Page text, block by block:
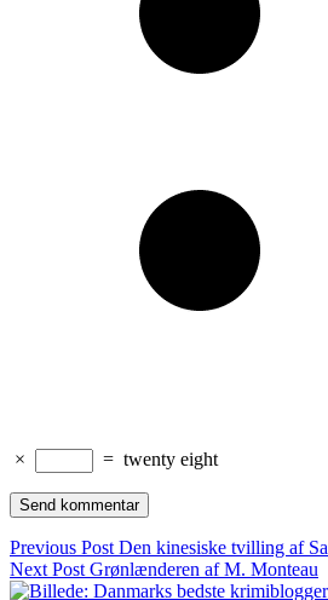
× = twenty eight
Indlægsnavigation
Previous Post Den kinesiske tvilling af
Next Post Grønlænderen af M. Monteau